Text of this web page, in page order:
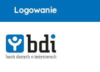
Logowanie